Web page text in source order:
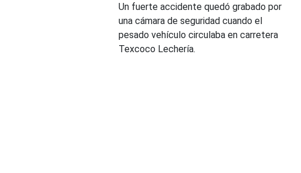
Un fuerte accidente quedó grabado por
una cámara de seguridad cuando el
pesado vehículo circulaba en carretera
Texcoco Lechería.